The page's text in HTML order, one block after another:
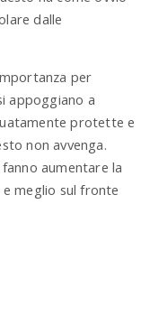
dalle
per
appoggiano a
protette e
non avvenga.
aumentare la
meglio sul fronte